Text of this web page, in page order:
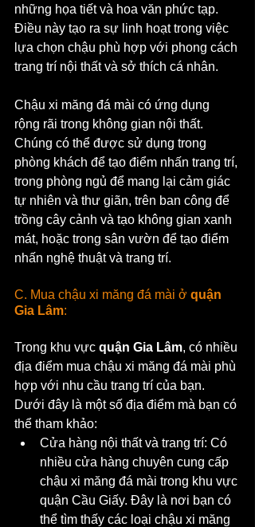
những họa tiết và hoa văn phức tạp.
Điều này tạo ra sự linh hoạt trong việc
lựa chọn chậu phù hợp với phong cách
trang trí nội thất và sở thích cá nhân.
Chậu xi măng đá mài có ứng dụng
rộng rãi trong không gian nội thất.
Chúng có thể được sử dụng trong
phòng khách để tạo điểm nhấn trang trí,
trong phòng ngủ để mang lại cảm giác
tự nhiên và thư giãn, trên ban công để
trồng cây cảnh và tạo không gian xanh
mát, hoặc trong sân vườn để tạo điểm
nhấn nghệ thuật và trang trí.
C. Mua chậu xi măng đá mài ở quận
Gia Lâm:
Trong khu vực quận Gia Lâm, có nhiều
địa điểm mua chậu xi măng đá mài phù
hợp với nhu cầu trang trí của bạn.
Dưới đây là một số địa điểm mà bạn có
thể tham khảo:
Cửa hàng nội thất và trang trí: Có
nhiều cửa hàng chuyên cung cấp
chậu xi măng đá mài trong khu vực
quận Cầu Giấy. Đây là nơi bạn có
thể tìm thấy các loại chậu xi măng